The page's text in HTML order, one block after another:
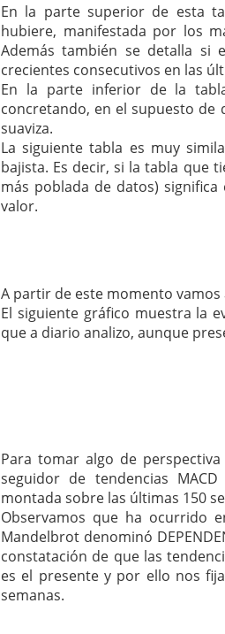
En la parte superior de esta
hubiere, manifestada por los
Además también se detalla si
crecientes consecutivos en las
En la parte inferior de la
concretando, en el supuesto de
suaviza.
La siguiente tabla es muy
bajista. Es decir, si la tabla que
más poblada de datos)
valor.
A partir de este momento
El siguiente gráfico muestra la
que a diario analizo, aunque
Para tomar algo de
seguidor de tendencias
montada sobre las últimas 150
Observamos que ha ocurrido
Mandelbrot denominó
constatación de que las
es el presente y por ello nos
semanas.